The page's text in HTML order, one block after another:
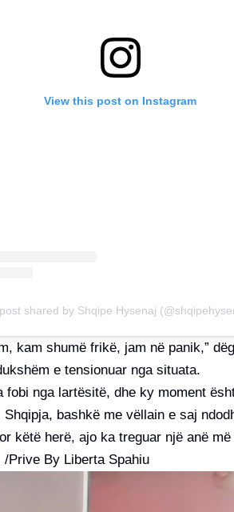
View this post on Instagram
shared by Shqipe Hysenaj
kam shumë frikë, jam në panik,”
e tensionuar nga situata.
fobi nga lartësitë, dhe ky moment
bashkë me vëllain e saj
këtë herë, ajo ka treguar një anë
Prive By Liberta Spahiu